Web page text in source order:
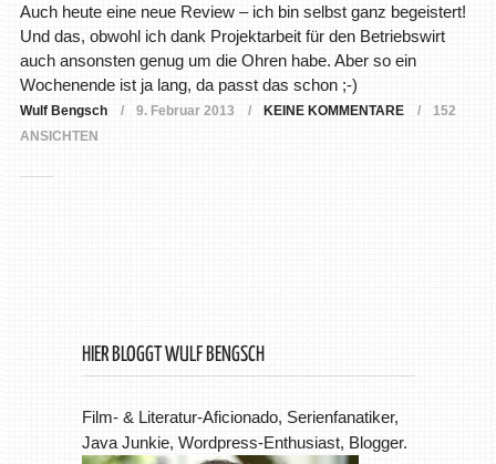
Auch heute eine neue Review – ich bin selbst ganz begeistert!
Und das, obwohl ich dank Projektarbeit für den Betriebswirt
auch ansonsten genug um die Ohren habe. Aber so ein
Wochenende ist ja lang, da passt das schon ;-)
Wulf Bengsch 9. Februar 2013 KEINE KOMMENTARE
152
ANSICHTEN
HIER BLOGGT WULF BENGSCH
Film- & Literatur-Aficionado, Serienfanatiker,
Java Junkie, Wordpress-Enthusiast, Blogger.